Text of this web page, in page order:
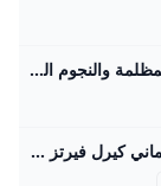
فيرتز زفيكي: رائد اكتشاف المادة المظلمة والنجوم النيوترونية يسرني تقديم مقال مفصل عن شخصية فريتز زفيكي وإسهاماته العلمية في علم الفلك: فريتز زفيكي: رائد اكتشاف المادة المظلمة والنجوم النيوترونية فريتز زفيكي (14 فبراير 1898 - 8 فبراير 1974) كان عالم فلك سويسري عمل معظم حياته في معهد كاليفورنيا للتكنولوجيا بالولايات المتحدة، وأحدث ثورة في فهمنا للكون من خلال أفكاره واكتشافاته الرائدة. تلقى تعليمه الثانوي في زيوريخ، ثم درس الرياضيات والفيزياء التجريبية بين 1917 و1925 على يد كبار العلماء أمثال أوجوست بيكارد وألبرت أينشتاين، مما أكسبه قاعدة علمية راسخة ساعدته في إرساء أسس علم الفلك الحديث.
كارل فيرتز: رائد الفيزياء النووية الألماني كيرل فيرتز هو عالم فيزياء نووية ألماني بارز وُلد في 24 أبريل 1910 في كولونيا وتوفي في 12 فبراير 1994. حصل على شهادة الدكتوراه في عام 1934 بعد دراسته الفيزياء والكيمياء والرياضيات في جامعات بون وفرايبورغ وبريسلّاو. درّس بعد ذلك كمساعد تدريس لوزير التعليم الألماني كارل فريدريش بونهوفر في جامعة لايبتزغ، وكان عضواً في رابطة المعلمين النازية خلال الفترة النازية في ألمانيا، رغم أنه لم يكن عضواً في الحزب النازي. مهنياً، تميز فيرتز بعمله في معهد كايزر فيلهلم للفيزياء في برلين منذ عام 1937، حيث عمل على تصميم المفاعلات النووية خلال الحرب العالمية الثانية، وبالأخص مفاعل الطبقات الأفقية، بالإضافة إلى قيادة قسم التجارب في المعهد الذي نقل إلى هيتشينجن لتجنب تأثير القصف الجوي في 1944.